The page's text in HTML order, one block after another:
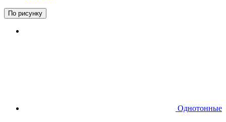
По рисунку
Однотонные